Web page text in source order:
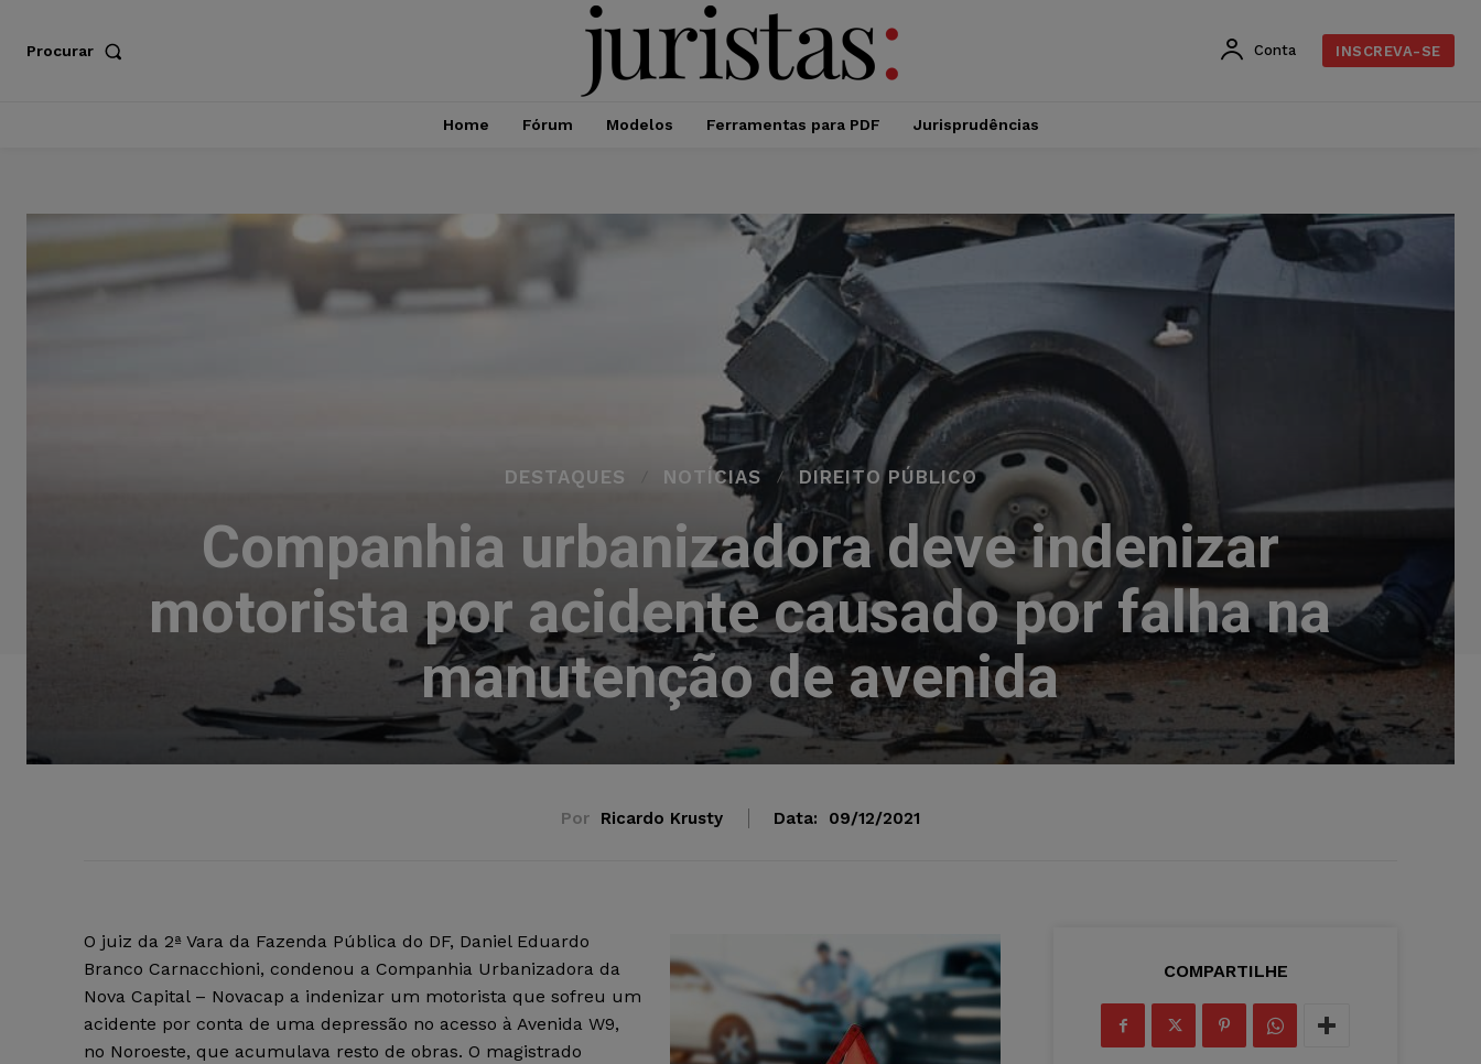
Procurar Conta INSCREVA-SE
Home Fórum Modelos Ferramentas para PDF Jurisprudências
DESTAQUES NOTÍCIAS DIREITO PÚBLICO
Companhia urbanizadora deve indenizar
motorista por acidente causado por falha na
manutenção de avenida
Por Ricardo Krusty Data: 09/12/2021
O juiz da 2ª Vara da Fazenda Pública do DF, Daniel Eduardo
Branco Carnacchioni, condenou a Companhia Urbanizadora da
Nova Capital – Novacap a indenizar um motorista que sofreu um
acidente por conta de uma depressão no acesso à Avenida W9,
no Noroeste, que acumulava resto de obras. O magistrado
COMPARTILHE